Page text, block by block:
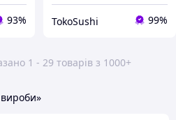
93% TokoSushi 99%
1 - 29 товарів з 1000+
вироби»